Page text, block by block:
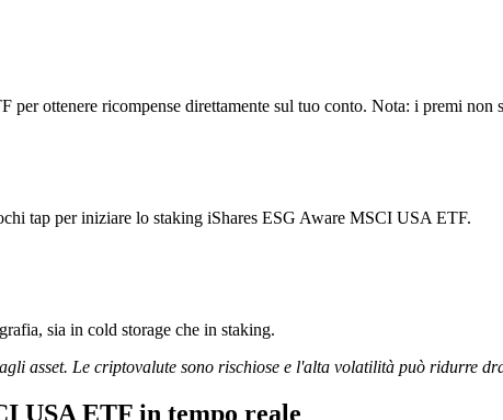
ottenere ricompense direttamente sul tuo conto. Nota: i premi non
tap per iniziare lo staking iShares ESG Aware MSCI USA ETF.
sia in cold storage che in staking.
asset. Le criptovalute sono rischiose e l'alta volatilità può ridurre
USA ETF in tempo reale